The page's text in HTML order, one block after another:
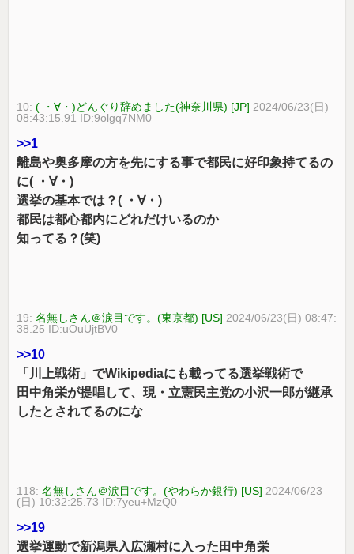
10:( ・∀・)どんぐり辞めました(神奈川県) [JP] 2024/06/23(日)
08:43:15.91 ID:9olgq7NM0
>>1
離島や奥多摩の方を先にする事で都民に好印象持てるの
に( ・∀・)
選挙の基本では？( ・∀・)
都民は都心都内にどれだけいるのか
知ってる？(笑)
19:名無しさん＠涙目です。(東京都) [US] 2024/06/23(日) 08:47:
38.25 ID:uOuUjtBV0
>>10
「川上戦術」でWikipediaにも載ってる選挙戦術で
田中角栄が提唱して、現・立憲民主党の小沢一郎が継承
したとされてるのにな
118:名無しさん＠涙目です。(やわらか銀行) [US] 2024/06/23
(日) 10:32:25.73 ID:7yeu+MzQ0
>>19
選挙運動で新潟県入広瀬村に入った田中角栄